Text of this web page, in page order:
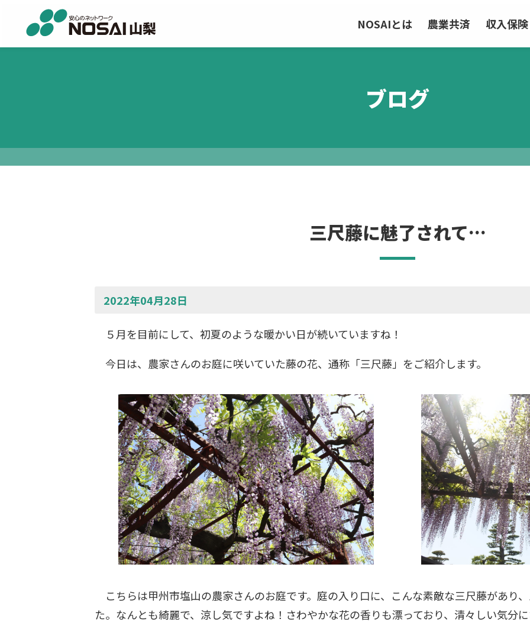
NOSAIとは 農業共済 収入保険
ブログ
三尺藤に魅了されて…
2022年04月28日
５月を目前にして、初夏のような暖かい日が続いていますね！
今日は、農家さんのお庭に咲いていた藤の花、通称「三尺藤」をご紹介します。
こちらは甲州市塩山の農家さんのお庭です。庭の入り口に、こんな素敵な三尺藤があり
た。なんとも綺麗で、涼し気ですよね！さわやかな花の香りも漂っており、清々しい気分